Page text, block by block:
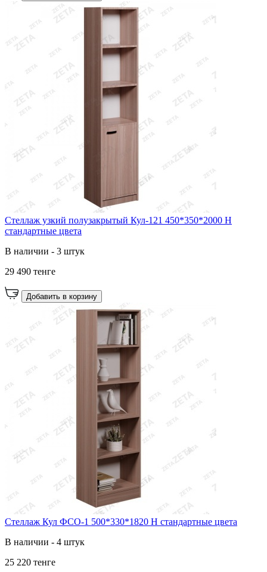
Стеллаж узкий полузакрытый Кул-121 450*350*2000 Н
стандартные цвета
В наличии - 3 штук
29 490 тенге
Добавить в корзину
Стеллаж Кул ФСО-1 500*330*1820 Н стандартные цвета
В наличии - 4 штук
25 220 тенге